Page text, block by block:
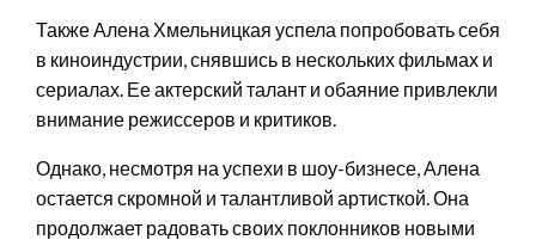
Также Алена Хмельницкая успела попробовать себя
в киноиндустрии, снявшись в нескольких фильмах и
сериалах. Ее актерский талант и обаяние привлекли
внимание режиссеров и критиков.
Однако, несмотря на успехи в шоу-бизнесе, Алена
остается скромной и талантливой артисткой. Она
продолжает радовать своих поклонников новыми